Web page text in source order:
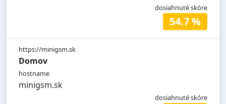
dosiahnuté skóre
54.7 %
https://minigsm.sk
Domov
hostname
minigsm.sk
dosiahnuté skóre